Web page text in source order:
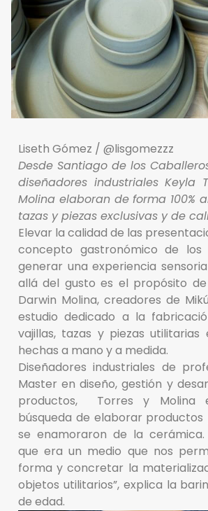
Liseth Gómez / @lisgomezzz
Desde Santiago de los
diseñadores industriales Keyla
Molina elaboran de forma 100%
tazas y piezas exclusivas y de
Elevar la calidad de las
concepto gastronómico de los
generar una experiencia
allá del gusto es el propósito
Darwin Molina, creadores de
estudio dedicado a la
vajillas, tazas y piezas utilitarias
hechas a mano y a medida.
Diseñadores industriales de
Master en diseño, gestión y
productos, Torres y Molina
búsqueda de elaborar productos
se enamoraron de la cerámica.
que era un medio que nos
forma y concretar la
objetos utilitarios”, explica la
de edad.